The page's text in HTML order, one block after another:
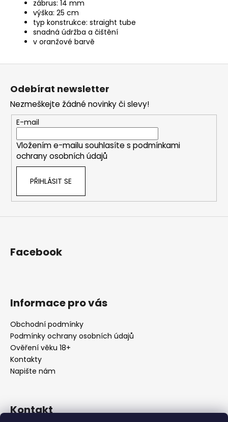
zábrus: 14 mm
výška: 25 cm
typ konstrukce: straight tube
snadná údržba a čištění
v oranžové barvě
Z
Odebírat newsletter
Nezmeškejte žádné novinky či slevy!
E-mail
Vložením e-mailu souhlasíte s podmínkami
ochrany osobních údajů
PŘIHLÁSIT SE
Facebook
Informace pro vás
Obchodní podmínky
Podmínky ochrany osobních údajů
Ověření věku 18+
Kontakty
Napište nám
Kontakt